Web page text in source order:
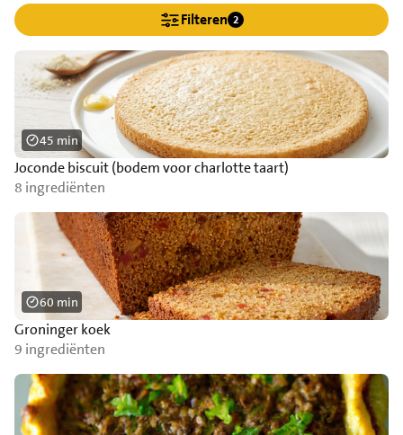
Filteren 2
Joconde biscuit (bodem voor charlotte taart)
8 ingrediënten
45 min
Groninger koek
9 ingrediënten
60 min